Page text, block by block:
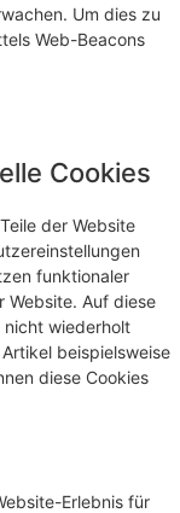
Um dies zu
Web-Beacons
Cookies
der Website
funktionaler
Website. Auf diese
nicht wiederholt
beispielsweise
diese Cookies
Erlebnis für